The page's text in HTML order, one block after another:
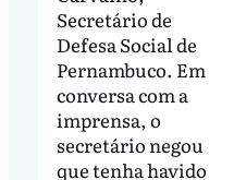
Secretário de
Defesa Social de
Pernambuco. Em
conversa com a
imprensa, o
secretário negou
que tenha havido